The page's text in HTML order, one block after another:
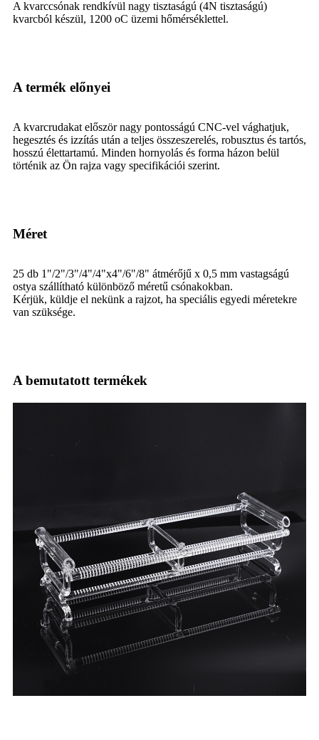
A kvarccsónak rendkívül nagy tisztaságú (4N tisztaságú)
kvarcból készül, 1200 oC üzemi hőmérséklettel.
A termék előnyei
A kvarcrudakat először nagy pontosságú CNC-vel vághatjuk,
hegesztés és izzítás után a teljes összeszerelés, robusztus és tartós,
hosszú élettartamú. Minden hornyolás és forma házon belül
történik az Ön rajza vagy specifikációi szerint.
Méret
25 db 1"/2"/3"/4"/4"x4"/6"/8" átmérőjű x 0,5 mm vastagságú
ostya szállítható különböző méretű csónakokban.
Kérjük, küldje el nekünk a rajzot, ha speciális egyedi méretekre
van szüksége.
A bemutatott termékek